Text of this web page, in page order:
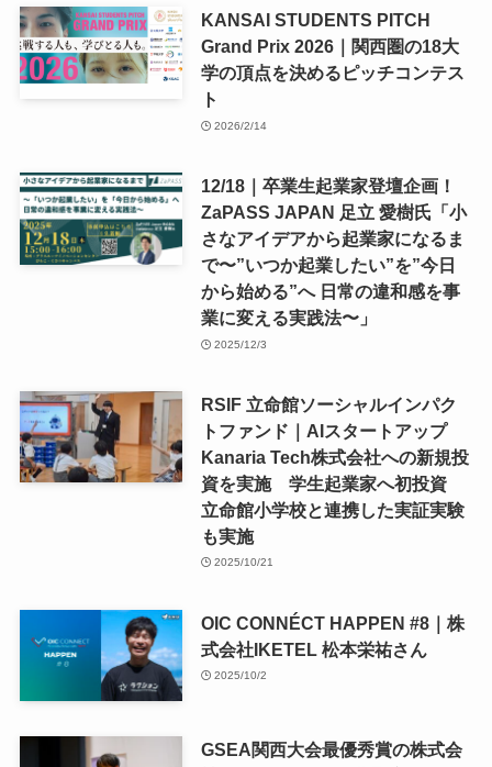
KANSAI STUDENTS PITCH
Grand Prix 2026｜関西圏の18大
学の頂点を決めるピッチコンテス
ト
2026/2/14
12/18｜卒業生起業家登壇企画！
ZaPASS JAPAN 足立 愛樹氏「小
さなアイデアから起業家になるま
で〜”いつか起業したい”を”今日
から始める”へ 日常の違和感を事
業に変える実践法〜」
2025/12/3
RSIF 立命館ソーシャルインパク
トファンド｜AIスタートアップ
Kanaria Tech株式会社への新規投
資を実施 学生起業家へ初投資
立命館小学校と連携した実証実験
も実施
2025/10/21
OIC CONNÉCT HAPPEN #8｜株
式会社IKETEL 松本栄祐さん
2025/10/2
GSEA関西大会最優秀賞の株式会